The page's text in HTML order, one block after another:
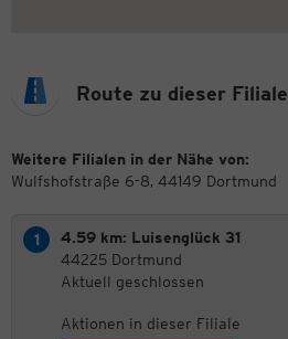
Route zu dieser Filiale
Weitere Filialen in der Nähe von:
Wulfshofstraße 6-8, 44149 Dortmund
4.59 km: Luisenglück 31
44225 Dortmund
Aktuell geschlossen
Aktionen in dieser Filiale